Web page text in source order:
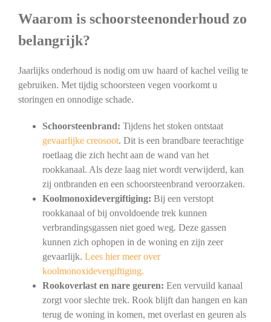
Waarom is schoorsteenonderhoud zo
belangrijk?
Jaarlijks onderhoud is nodig om uw haard of kachel veilig te
gebruiken. Met tijdig schoorsteen vegen voorkomt u
storingen en onnodige schade.
Schoorsteenbrand: Tijdens het stoken ontstaat
gevaarlijke creosoot. Dit is een brandbare teerachtige
roetlaag die zich hecht aan de wand van het
rookkanaal. Als deze laag niet wordt verwijderd, kan
zij ontbranden en een schoorsteenbrand veroorzaken.
Koolmonoxidevergiftiging: Bij een verstopt
rookkanaal of bij onvoldoende trek kunnen
verbrandingsgassen niet goed weg. Deze gassen
kunnen zich ophopen in de woning en zijn zeer
gevaarlijk. Lees hier meer over
koolmonoxidevergiftiging.
Rookoverlast en nare geuren: Een vervuild kanaal
zorgt voor slechte trek. Rook blijft dan hangen en kan
terug de woning in komen, met overlast en geuren als